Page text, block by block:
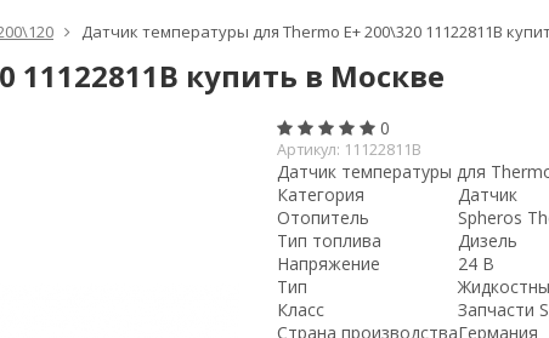
Датчик температуры для Thermo E+ 200\320 11122811B
11122811B купить в Москве
0
Артикул: 11122811B
Датчик температуры для
Категория
Датчик
Отопитель
Spheros
Тип топлива
Дизель
Напряжение
24 В
Тип
Класс
Запчасти
Страна производстваГермания